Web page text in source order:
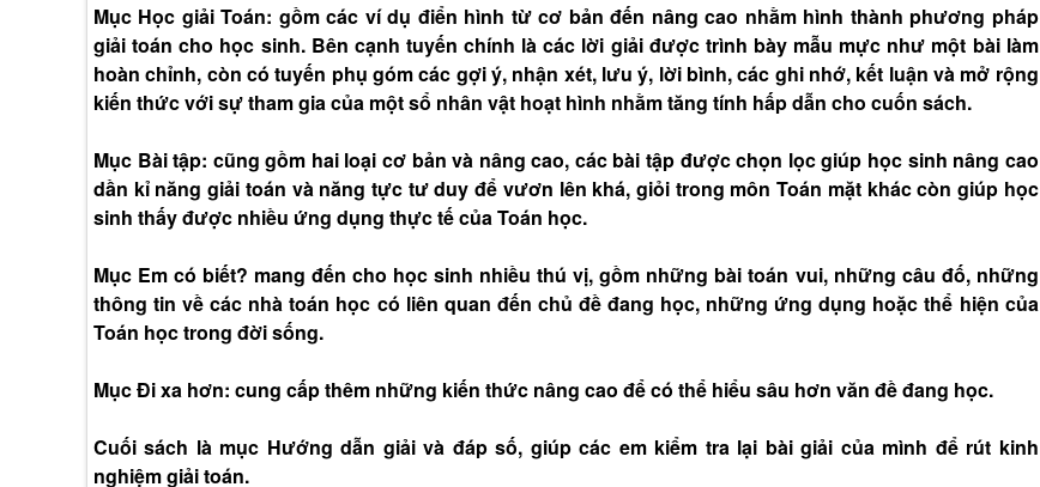
Mục Học giải Toán: gồm các ví dụ điển hình từ cơ bản đến nâng cao nhằm hình thành phương pháp
giải toán cho học sinh. Bên cạnh tuyến chính là các lời giải được trình bày mẫu mực như một bài làm
hoàn chỉnh, còn có tuyến phụ góm các gợi ý, nhận xét, lưu ý, lời bình, các ghi nhớ, kết luận và mở rộng
kiến thức với sự tham gia của một sổ nhân vật hoạt hình nhằm tăng tính hấp dẫn cho cuốn sách.
Mục Bài tập: cũng gồm hai loại cơ bản và nâng cao, các bài tập được chọn lọc giúp học sinh nâng cao
dần kỉ năng giải toán và năng tực tư duy để vươn lên khá, giỏi trong môn Toán mặt khác còn giúp học
sinh thấy được nhiều ứng dụng thực tế của Toán học.
Mục Em có biết? mang đến cho học sinh nhiều thú vị, gồm những bài toán vui, những câu đố, những
thông tin về các nhà toán học có liên quan đến chủ đề đang học, những ứng dụng hoặc thể hiện của
Toán học trong đời sống.
Mục Đi xa hơn: cung cấp thêm những kiến thức nâng cao để có thể hiểu sâu hơn văn đề đang học.
Cuối sách là mục Hướng dẫn giải và đáp số, giúp các em kiểm tra lại bài giải của mình để rút kinh
nghiệm giải toán.